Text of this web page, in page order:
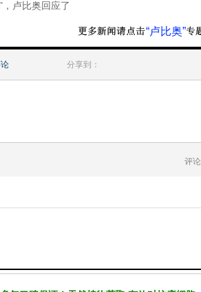
，卢比奥回应了
“卢比奥”
分享到：
评